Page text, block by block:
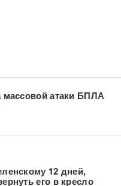
массовой атаки БПЛА
12 дней,
его в кресло